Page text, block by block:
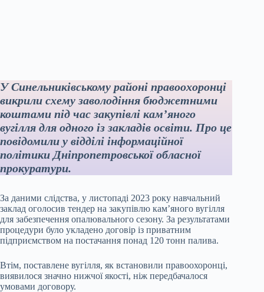
У Синельниківському районі правоохоронці
викрили схему заволодіння бюджетними
коштами під час закупівлі кам’яного
вугілля для одного із закладів освіти. Про це
повідомили у відділі інформаційної
політики Дніпропетровської обласної
прокуратури.
За даними слідства, у листопаді 2023 року навчальний
заклад оголосив тендер на закупівлю кам’яного вугілля
для забезпечення опалювального сезону. За результатами
процедури було укладено договір із приватним
підприємством на постачання понад 120 тонн палива.
Втім, поставлене вугілля, як встановили правоохоронці,
виявилося значно нижчої якості, ніж передбачалося
умовами договору.